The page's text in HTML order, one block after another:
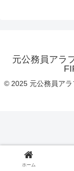
元公務員アラ
© 2025 元公務員アラ
ホーム